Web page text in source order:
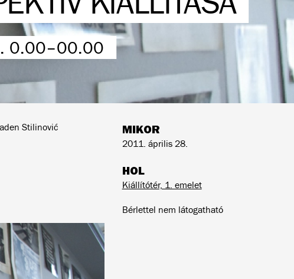
0.00–00.00
MIKOR
2011. április 28.
HOL
Kiállítótér, 1. emelet
Bérlettel nem látogatható
Stilinović